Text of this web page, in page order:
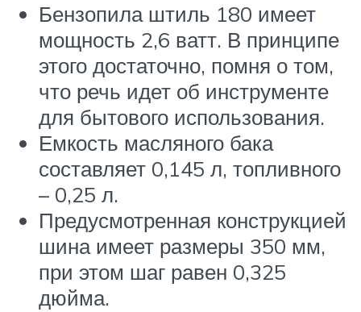
Бензопила штиль 180 имеет
мощность 2,6 ватт. В принципе
этого достаточно, помня о том,
что речь идет об инструменте
для бытового использования.
Емкость масляного бака
составляет 0,145 л, топливного
– 0,25 л.
Предусмотренная конструкцией
шина имеет размеры 350 мм,
при этом шаг равен 0,325
дюйма.